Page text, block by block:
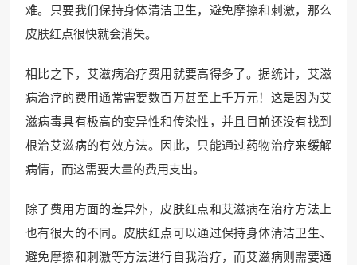
难。只要我们保持身体清洁卫生，避免摩擦和刺激，那么
皮肤红点很快就会消失。
相比之下，艾滋病治疗费用就要高得多了。据统计，艾滋
病治疗的费用通常需要数百万甚至上千万元！这是因为艾
滋病毒具有极高的变异性和传染性，并且目前还没有找到
根治艾滋病的有效方法。因此，只能通过药物治疗来缓解
病情，而这需要大量的费用支出。
除了费用方面的差异外，皮肤红点和艾滋病在治疗方法上
也有很大的不同。皮肤红点可以通过保持身体清洁卫生、
避免摩擦和刺激等方法进行自我治疗，而艾滋病则需要通